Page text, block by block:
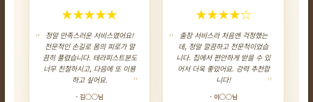
★★★★★
정말 만족스러운 서비스였어요!
전문적인 손길로 몸의 피로가 말
끔히 풀렸습니다. 테라피스트분도
너무 친절하시고, 다음에 또 이용
하고 싶어요.
- 김○○님
★★★★☆
출장 서비스라 처음엔 걱정했는
데, 정말 깔끔하고 전문적이었습
니다. 집에서 편안하게 받을 수 있
어서 더욱 좋았어요. 강력 추천합
니다!
- 이○○님